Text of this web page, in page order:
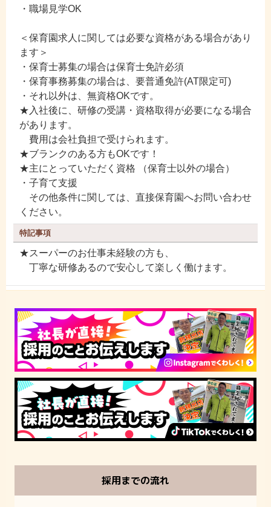
・職場見学OK
＜保育園求人に関しては必要な資格がある場合があり
ます＞
・保育士募集の場合は保育士免許必須
・保育事務募集の場合は、要普通免許(AT限定可)
・それ以外は、無資格OKです。
★入社後に、研修の受講・資格取得が必要になる場合
があります。
費用は会社負担で受けられます。
★ブランクのある方もOKです！
★主にとっていただく資格 （保育士以外の場合）
・子育て支援
その他条件に関しては、直接保育園へお問い合わせ
ください。
特記事項
★スーパーのお仕事未経験の方も、
丁寧な研修あるので安心して楽しく働けます。
採用までの流れ